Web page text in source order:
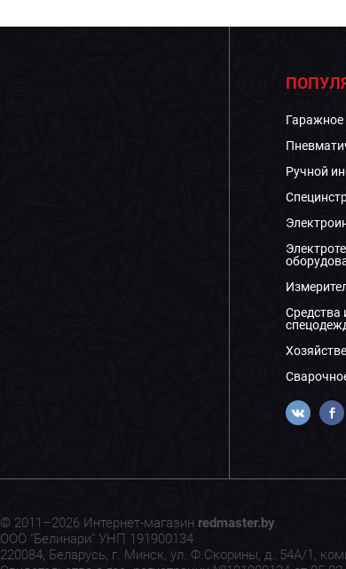
Гаражное
Ручной
Средства
© 2011–2026 Интернет-магазин redmaster.by.
ООО "Белинари" УНП 191900134
220084, Беларусь, г. Минск, ул. Ф.Скорины, д. 54А/1,